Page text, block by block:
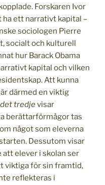
Forskaren Ivor
ha ett narrativt kapital –
sociologen Pierre
socialt och kulturell
hur Barack Obama
kapital och vilken
Att kunna
därmed en viktig
det tredjevisar
berättarförmågor tas
något som eleverna
Dessutom visar
elever i skolan ser
viktiga för sin framtid,
reflekteras i